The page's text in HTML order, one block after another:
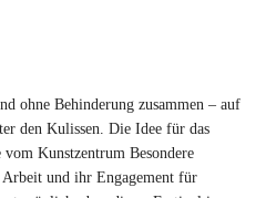
ohne Behinderung zusammen – auf
den Kulissen. Die Idee für das
Kunstzentrum Besondere
und ihr Engagement für